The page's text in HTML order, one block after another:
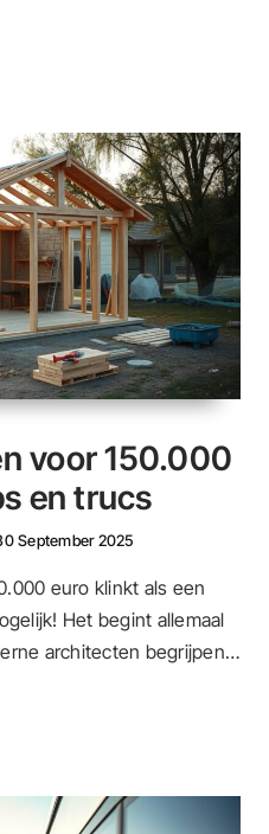
voor 150.000
en trucs
September 2025
euro klinkt als een
Het begint allemaal
architecten begrijpen…